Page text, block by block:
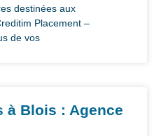
destinées aux
Placement –
de vos
à Blois : Agence